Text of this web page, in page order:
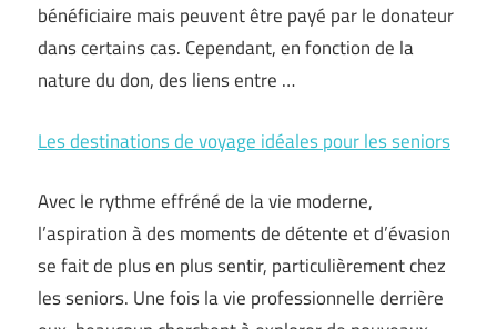
bénéficiaire mais peuvent être payé par le donateur
dans certains cas. Cependant, en fonction de la
nature du don, des liens entre …
Les destinations de voyage idéales pour les seniors
Avec le rythme effréné de la vie moderne,
l’aspiration à des moments de détente et d’évasion
se fait de plus en plus sentir, particulièrement chez
les seniors. Une fois la vie professionnelle derrière